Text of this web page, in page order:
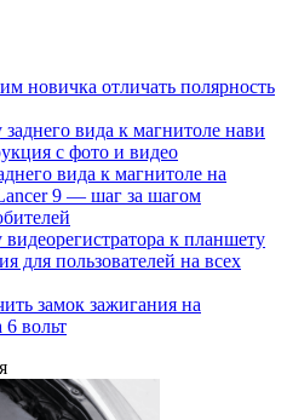
новичка отличать полярность
вида к магнитоле нави
с фото и видео
вида к магнитоле на
9 — шаг за шагом
к планшету
для пользователей на всех
замок зажигания на
вольт